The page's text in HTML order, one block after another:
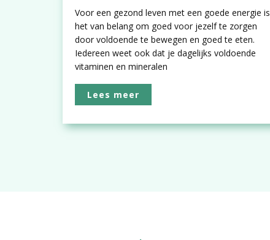
Voor een gezond leven met een goede energie is
het van belang om goed voor jezelf te zorgen
door voldoende te bewegen en goed te eten.
Iedereen weet ook dat je dagelijks voldoende
vitaminen en mineralen
Lees meer